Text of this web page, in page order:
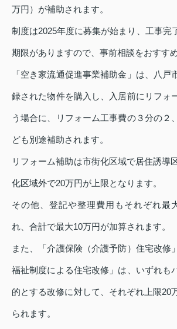
万円）が補助されます。
制度は2025年度に募集が始まり、工事完
期限がありますので、事前相談をおすすめ
「空き家流通促進事業補助金」は、八戸
録された物件を購入し、入居前にリフォ
う場合に、リフォーム工事費の３分の２
ども別途補助されます。
リフォーム補助は市街化区域で居住誘導
化区域外で20万円が上限となります。
その他、登記や整理費用もそれぞれ最
れ、合計で最大10万円が加算されます。
また、「介護保険（介護予防）住宅改修
福祉制度による住宅改修」は、いずれも
的とする改修に対して、それぞれ上限20
られます。